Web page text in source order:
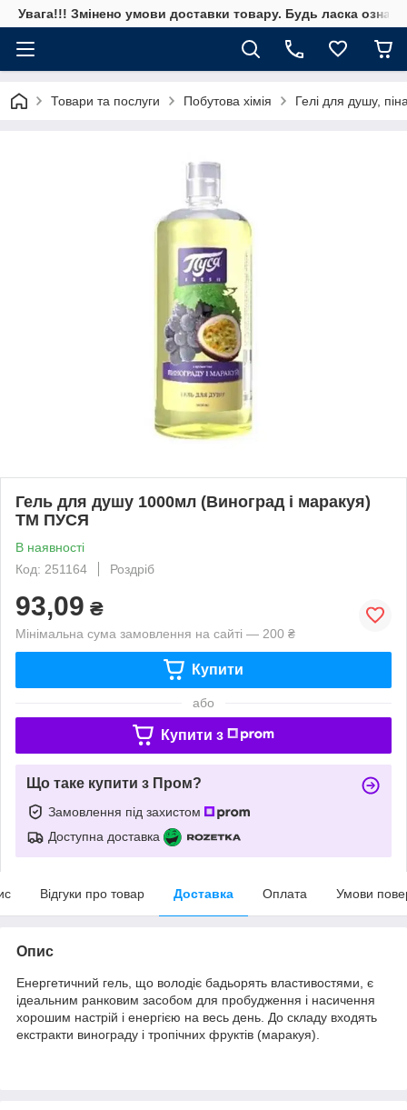
Увага!!! Змінено умови доставки товару. Будь ласка
Товари та послуги Побутова хімія Гелі для душу,
Гель для душу 1000мл (Виноград i маракуя)
ТМ ПУСЯ
В наявності
Код: 251164
Роздріб
93,09 ₴
Мінімальна сума замовлення на сайті — 200 ₴
Купити
або
Купити з
Що таке купити з Пром?
Замовлення під захистом
Доступна доставка
Відгуки про товар Доставка Оплата Умови
Опис
Енергетичний гель, що володіє бадьорять властивостями, є
ідеальним ранковим засобом для пробудження і насичення
хорошим настрій і енергією на весь день. До складу входять
екстракти винограду і тропічних фруктів (маракуя).